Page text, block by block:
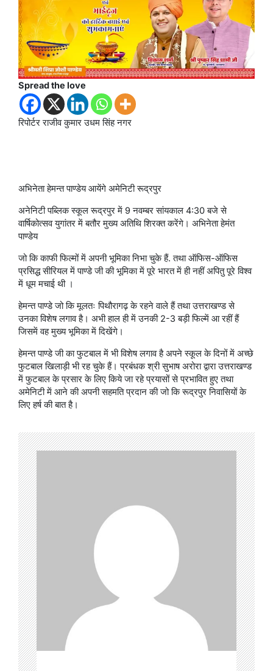
Spread the love
रिपोर्टर राजीव कुमार उधम सिंह नगर
अभिनेता हेमन्त पाण्डेय आयेंगे अमेनिटी रूद्रपुर
अनेनिटी पब्लिक स्कूल रूद्रपुर में 9 नवम्बर सांयकाल 4:30 बजे से
वार्षिकोत्सव युगांतर में बतौर मुख्य अतिथि शिरक्त करेंगे। अभिनेता हेमंत
पाण्डेय
जो कि काफी फिल्मों में अपनी भूमिका निभा चुके हैं. तथा ऑफिस-ऑफिस
प्रसिद्ध सीरियल में पाण्डे जी की भूमिका में पूरे भारत में ही नहीं अपितु पूरे विश्व
में धूम मचाई थी ।
हेमन्त पाण्डे जो कि मूलतः पिथौरागढ़ के रहने वाले हैं तथा उत्तराखण्ड से
उनका विशेष लगाव है। अभी हाल ही में उनकी 2-3 बड़ी फिल्में आ रहीं हैं
जिसमें वह मुख्य भूमिका में दिखेंगे।
हेमन्त पाण्डे जी का फुटबाल में भी विशेष लगाव है अपने स्कूल के दिनों में अच्छे
फुटबाल खिलाड़ी भी रह चुके हैं। प्रबंधक श्री सुभाष अरोरा द्वारा उत्तराखण्ड
में फुटबाल के प्रसार के लिए किये जा रहे प्रयासों से प्रभावित हुए तथा
अमेनिटी में आने की अपनी सहमति प्रदान की जो कि रूद्रपुर निवासियों के
लिए हर्ष की बात है।